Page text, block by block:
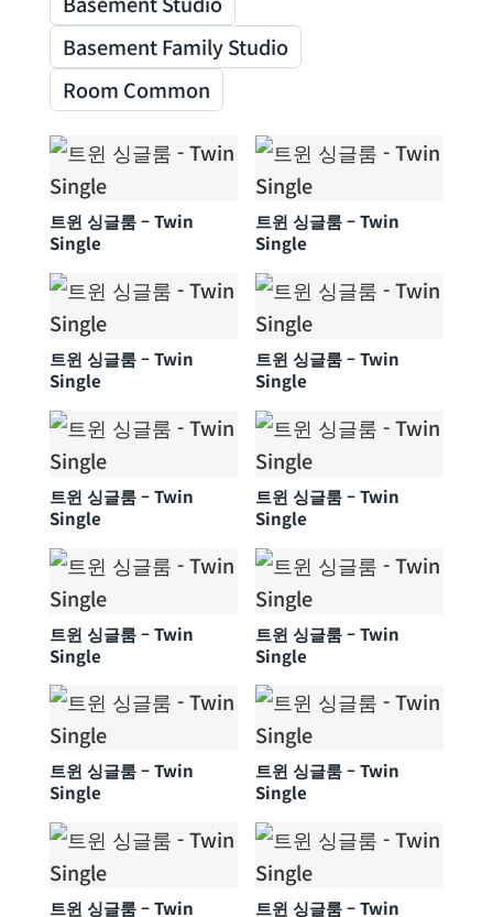
Basement Family Studio
Room Common
트윈 싱글룸 – Twin
Single
트윈 싱글룸 – Twin
Single
트윈 싱글룸 – Twin
Single
트윈 싱글룸 – Twin
Single
트윈 싱글룸 – Twin
Single
트윈 싱글룸 – Twin
Single
트윈 싱글룸 – Twin
Single
트윈 싱글룸 – Twin
Single
트윈 싱글룸 – Twin
Single
트윈 싱글룸 – Twin
Single
트윈 싱글룸 – Twin
트윈 싱글룸 – Twin